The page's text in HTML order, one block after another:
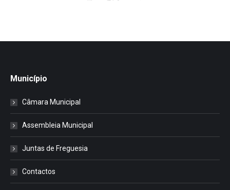
Município
Câmara Municipal
Assembleia Municipal
Juntas de Freguesia
Contactos